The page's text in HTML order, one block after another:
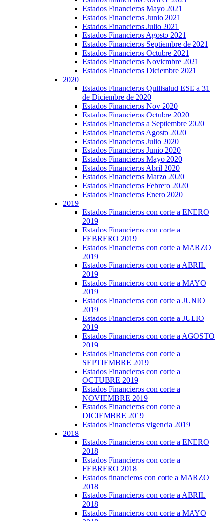
Estados Financieros Mayo 2021
Estados Financieros Junio 2021
Estados Financieros Julio 2021
Estados Financieros Agosto 2021
Estados Financieros Septiembre de 2021
Estados Financieros Octubre 2021
Estados Financieros Noviembre 2021
Estados Financieros Diciembre 2021
2020
Estados Financieros Quilisalud ESE a 31
de Diciembre de 2020
Estados Financieros Nov 2020
Estados Financieros Octubre 2020
Estados Financieros a Septiembre 2020
Estados Financieros Agosto 2020
Estados Financieros Julio 2020
Estados Financieros Junio 2020
Estados Financieros Mayo 2020
Estados Financieros Abril 2020
Estados Financieros Marzo 2020
Estados Financieros Febrero 2020
Estados Financieros Enero 2020
2019
Estados Financieros con corte a ENERO
2019
Estados Financieros con corte a
FEBRERO 2019
Estados Financieros con corte a MARZO
2019
Estados Financieros con corte a ABRIL
2019
Estados Financieros con corte a MAYO
2019
Estados Financieros con corte a JUNIO
2019
Estados Financieros con corte a JULIO
2019
Estados Financieros con corte a AGOSTO
2019
Estados Financieros con corte a
SEPTIEMBRE 2019
Estados Financieros con corte a
OCTUBRE 2019
Estados Financieros con corte a
NOVIEMBRE 2019
Estados Financieros con corte a
DICIEMBRE 2019
Estados Financieros vigencia 2019
2018
Estados Financieros con corte a ENERO
2018
Estados Financieros con corte a
FEBRERO 2018
Estados financieros con corte a MARZO
2018
Estados Financieros con corte a ABRIL
2018
Estados Financieros con corte a MAYO